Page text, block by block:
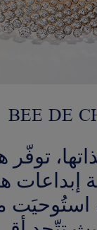
BEE DE
توفّر
إبداعات
استُوحيَت